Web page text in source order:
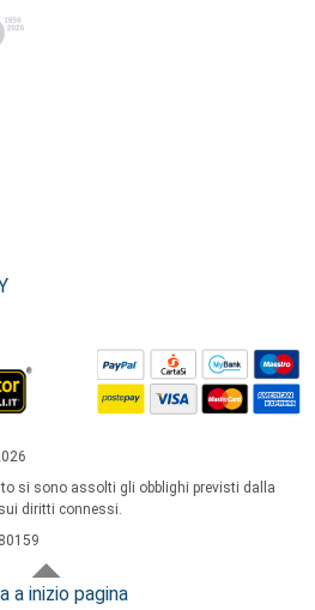
si sono assolti gli obblighi previsti dalla
diritti connessi.
a inizio pagina